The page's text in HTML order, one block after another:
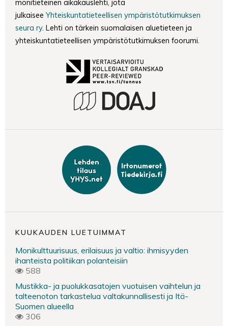
monitieteinen aikakauslehti, jota
julkaisee Yhteiskuntatieteellisen ympäristötutkimuksen
seura ry. Lehti on tärkein suomalaisen aluetieteen ja
yhteiskuntatieteellisen ympäristötutkimuksen foorumi.
KUUKAUDEN LUETUIMMAT
Monikulttuurisuus, erilaisuus ja valtio: ihmisyyden
ihanteista politiikan polanteisiin
588
Mustikka- ja puolukkasatojen vuotuisen vaihtelun ja
talteenoton tarkastelua valtakunnallisesti ja Itä-
Suomen alueella
306